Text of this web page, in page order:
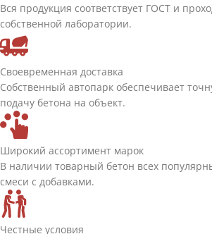
Вся продукция соответствует ГОСТ и
собственной лаборатории.
Своевременная доставка
Собственный автопарк обеспечивает
подачу бетона на объект.
Широкий ассортимент марок
В наличии товарный бетон всех
смеси с добавками.
Честные условия